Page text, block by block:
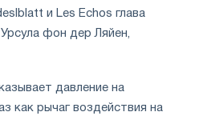
и Les Echos глава
фон дер Ляйен,
давление на
как рычаг воздействия на